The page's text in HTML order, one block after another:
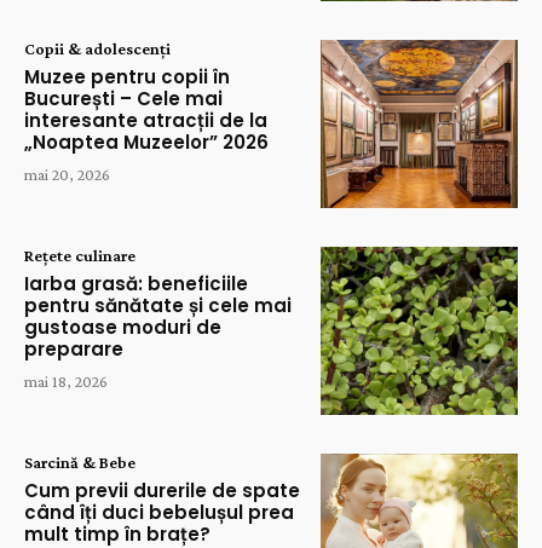
Copii & adolescenți
Muzee pentru copii în
București – Cele mai
interesante atracții de la
„Noaptea Muzeelor” 2026
mai 20, 2026
Rețete culinare
Iarba grasă: beneficiile
pentru sănătate și cele mai
gustoase moduri de
preparare
mai 18, 2026
Sarcină & Bebe
Cum previi durerile de spate
când îți duci bebelușul prea
mult timp în brațe?